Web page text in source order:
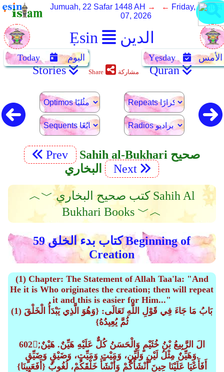
Ẹsin الدين
Jumuah, 22 Safar 1448 AH → ← Friday, August
07, 2026
Today اليوم Yẹsday الأمس
Stories Share مشاركة Quran
Prev
Sahih al-Bukhari صحيح
البخاري
Next
︿﹀ كتب صحيح البخاري Sahih Al
Bukhari Books ﹀︿
كتاب بدء الخلق 59 Beginning of
Creation
(1) Chapter: The Statement of Allah Taa'la: "And
He it is Who originates the creation; then will repeat
it and this is easier for Him..."
(1) بَابُ مَا جَاءَ فِي قَوْلِ اللَّهِ تَعَالَى: {وَهُوَ الَّذِي يَبْدَأُ الْخَلْقَ
ثُمَّ يُعِيدُهُ}
602;َالَ الرَّبِيعُ بْنُ خُثَيْمٍ وَالْحَسَنُ كُلٌّ عَلَيْهِ هَيِّنٌ. هَيْنٌ
وَهَيِّنٌ مِثْلُ لَيْنٍ وَلَيِّنٍ، وَمَيْتٍ وَمَيِّتٍ، وَضَيْقٍ وَضَيِّقٍ.
{أَفَعَيِينَا} أَفَأَعْيَا عَلَيْنَا حِينَ أَنْشَأَكُمْ وَأَنْشَأَ خَلْقَكُمْ، لُغُوبٌ